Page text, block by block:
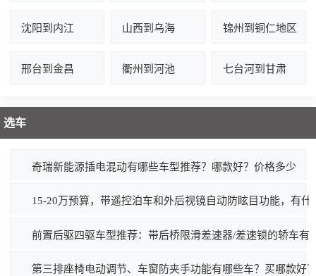
沈阳到内江 山西到乌海 锦州到铜仁地区
邢台到金昌 衢州到河池 七台河到甘肃
选车
奇瑞新能源插电混动有哪些车型推荐？哪款好？价格多少
15-20万预算，带遥控泊车和外后视镜自动防眩目功能，有什
前置后驱四驱车型推荐：带后桥限滑差速器/差速锁的轿车有
第三排座椅电动调节、车窗防夹手功能有哪些车？买哪款好